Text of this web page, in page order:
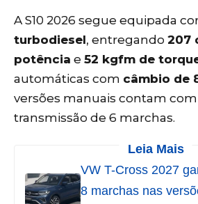
A S10 2026 segue equipada
turbodiesel, entregando 207
potência e 52 kgfm de
automáticas com câmbio de
versões manuais contam com
transmissão de 6 marchas.
Leia Mais
VW T-Cross 2027
8 marchas nas